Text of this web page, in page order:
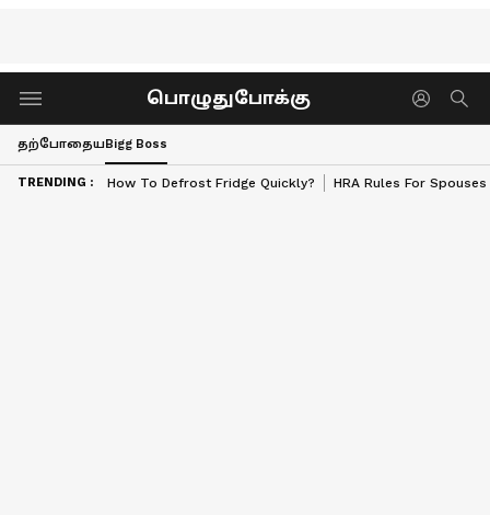
பொழுதுபோக்கு
தற்போதையBigg Boss
TRENDING : How To Defrost Fridge Quickly? HRA Rules For Spouses